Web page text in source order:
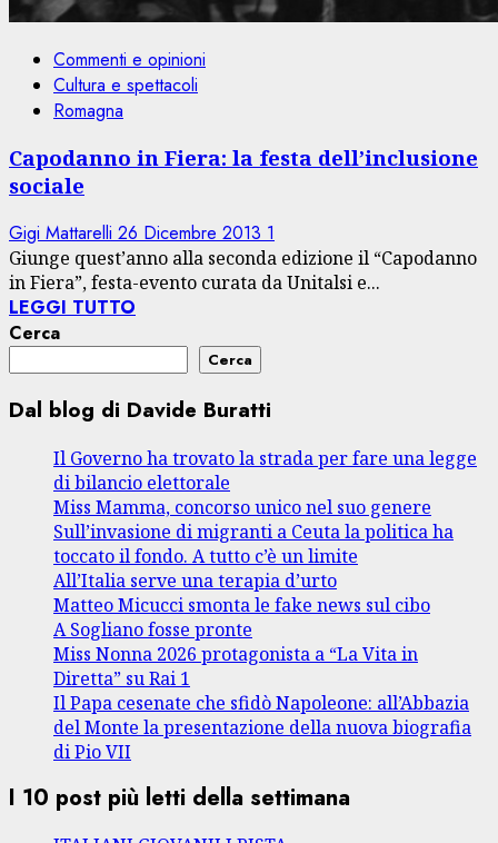
Commenti e opinioni
Cultura e spettacoli
Romagna
Capodanno in Fiera: la festa dell’inclusione
sociale
Gigi Mattarelli 26 Dicembre 2013 1
Giunge quest’anno alla seconda edizione il “Capodanno
in Fiera”, festa-evento curata da Unitalsi e...
LEGGI TUTTO
Cerca
Cerca
Dal blog di Davide Buratti
Il Governo ha trovato la strada per fare una legge
di bilancio elettorale
Miss Mamma, concorso unico nel suo genere
Sull’invasione di migranti a Ceuta la politica ha
toccato il fondo. A tutto c’è un limite
All’Italia serve una terapia d’urto
Matteo Micucci smonta le fake news sul cibo
A Sogliano fosse pronte
Miss Nonna 2026 protagonista a “La Vita in
Diretta” su Rai 1
Il Papa cesenate che sfidò Napoleone: all’Abbazia
del Monte la presentazione della nuova biografia
di Pio VII
I 10 post più letti della settimana